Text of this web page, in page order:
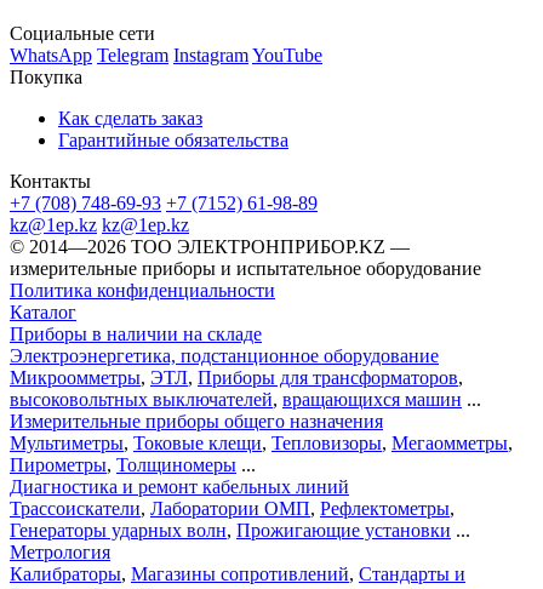
Социальные сети
WhatsApp Telegram InstagramYouTube
Покупка
Как сделать заказ
Гарантийные обязательства
Контакты
+7 (708) 748-69-93 +7 (7152) 61-98-89
kz@1ep.kz kz@1ep.kz
©️ 2014—2026 ТОО ЭЛЕКТРОНПРИБОР.KZ —
измерительные приборы и испытательное оборудование
Политика конфиденциальности
Каталог
Приборы в наличии на складе
Электроэнергетика, подстанционное оборудование
Микроомметры, ЭТЛ, Приборы для трансформаторов,
высоковольтных выключателей, вращающихся машин ...
Измерительные приборы общего назначения
Мультиметры, Токовые клещи, Тепловизоры, Мегаомметры,
Пирометры, Толщиномеры ...
Диагностика и ремонт кабельных линий
Трассоискатели, Лаборатории ОМП, Рефлектометры,
Генераторы ударных волн, Прожигающие установки ...
Метрология
Калибраторы, Магазины сопротивлений, Стандарты и